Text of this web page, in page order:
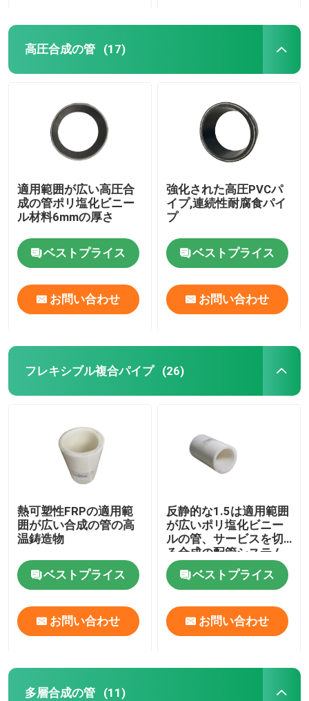
高圧合成の管 (17)
適用範囲が広い高圧合
成の管ポリ塩化ビニー
ル材料6mmの厚さ
ベストプライス
お問い合わせ
強化された高圧PVCパ
イプ,連続性耐腐食パイ
プ
ベストプライス
お問い合わせ
フレキシブル複合パイプ (26)
熱可塑性FRPの適用範
囲が広い合成の管の高
温鋳造物
ベストプライス
お問い合わせ
反静的な1.5は適用範囲
が広いポリ塩化ビニー
ルの管、サービスを切
る合成の配管システム
をじりじり動かす
ベストプライス
お問い合わせ
多層合成の管 (11)